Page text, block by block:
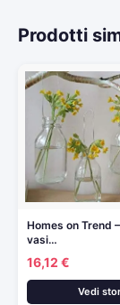
Prodotti
Homes on Trend
vasi…
16,12 €
Vedi